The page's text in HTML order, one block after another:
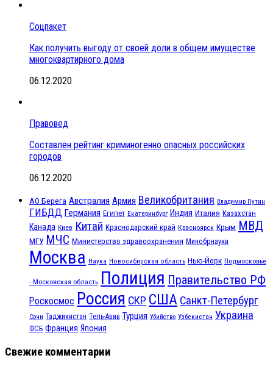
Соцпакет
Как получить выгоду от своей доли в общем имуществе
многоквартирного дома
06.12.2020
Правовед
Составлен рейтинг криминогенно опасных российских
городов
06.12.2020
АО Берега Австралия Армия Великобритания Владимир Путин
ГИБДД Германия Египет Екатеринбург Индия Италия Казахстан
Канада Киев Китай Краснодарский край Красноярск Крым МВД
МГУ МЧС Министерство здравоохранения Минобрнауки
Москва Наука Новосибирская область Нью-Йорк Подмосковье
- Московская область Полиция Правительство РФ
Роскосмос Россия СКР США Санкт-Петербург
Сочи Таджикистан Тель-Авив Турция Убийство Узбекистан Украина
ФСБ Франция Япония
Свежие комментарии